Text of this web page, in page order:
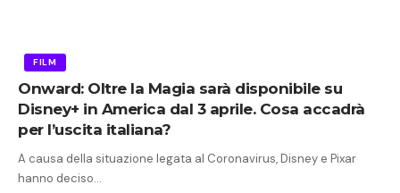
FILM
Onward: Oltre la Magia sarà disponibile su
Disney+ in America dal 3 aprile. Cosa accadrà
per l’uscita italiana?
A causa della situazione legata al Coronavirus, Disney e Pixar
hanno deciso…